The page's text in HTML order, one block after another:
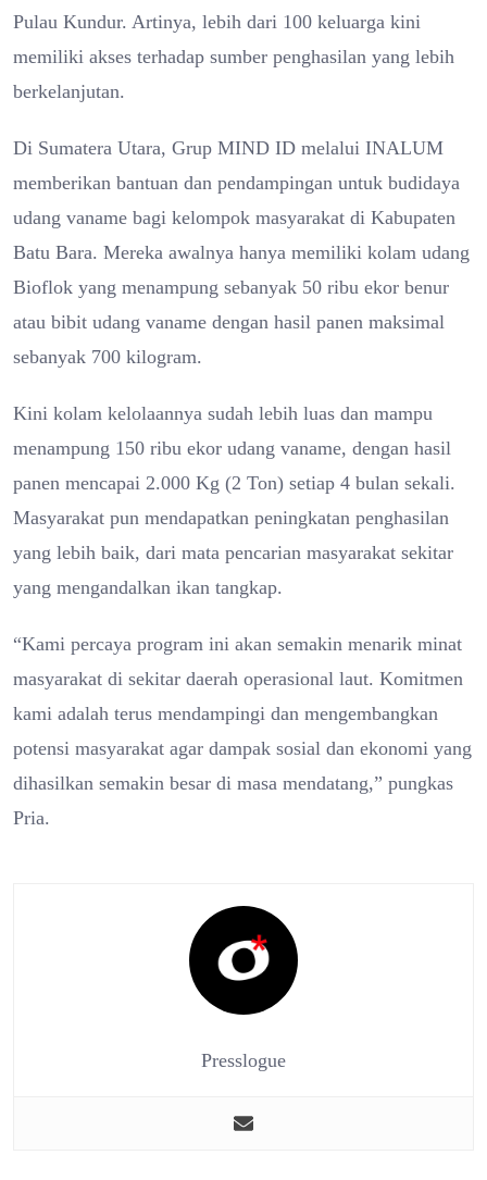
Pulau Kundur. Artinya, lebih dari 100 keluarga kini
memiliki akses terhadap sumber penghasilan yang lebih
berkelanjutan.
Di Sumatera Utara, Grup MIND ID melalui INALUM
memberikan bantuan dan pendampingan untuk budidaya
udang vaname bagi kelompok masyarakat di Kabupaten
Batu Bara. Mereka awalnya hanya memiliki kolam udang
Bioflok yang menampung sebanyak 50 ribu ekor benur
atau bibit udang vaname dengan hasil panen maksimal
sebanyak 700 kilogram.
Kini kolam kelolaannya sudah lebih luas dan mampu
menampung 150 ribu ekor udang vaname, dengan hasil
panen mencapai 2.000 Kg (2 Ton) setiap 4 bulan sekali.
Masyarakat pun mendapatkan peningkatan penghasilan
yang lebih baik, dari mata pencarian masyarakat sekitar
yang mengandalkan ikan tangkap.
“Kami percaya program ini akan semakin menarik minat
masyarakat di sekitar daerah operasional laut. Komitmen
kami adalah terus mendampingi dan mengembangkan
potensi masyarakat agar dampak sosial dan ekonomi yang
dihasilkan semakin besar di masa mendatang,” pungkas
Pria.
Presslogue